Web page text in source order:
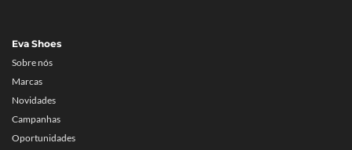
Eva Shoes
Sobre nós
Marcas
Novidades
Campanhas
Oportunidades